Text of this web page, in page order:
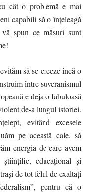
cât o problemă e mai
capabili să o înțeleagă
spun ce măsuri sunt
să se creeze încă o
între suveranismul
e deja o fabuloasă
de-a lungul istoriei.
evitând excesele
pe această cale, să
energia de care avem
științific, educațional şi
de tot felul de exaltați
pentru că o